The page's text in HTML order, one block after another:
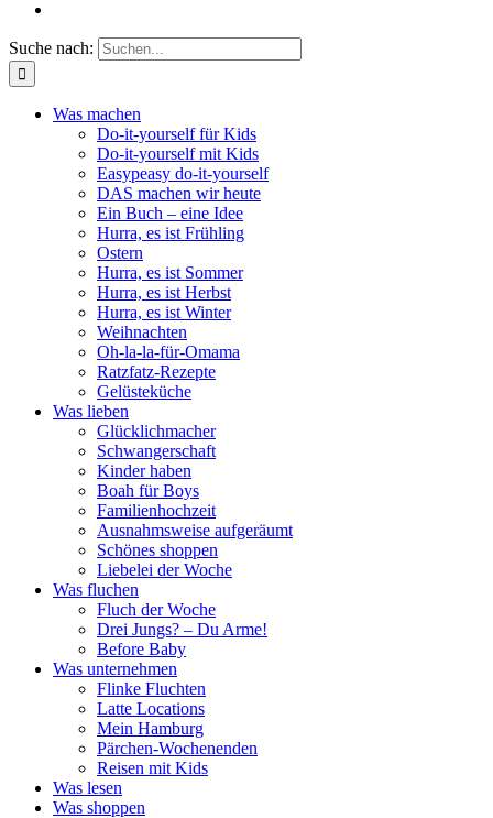
Suche nach:
Was machen
Do-it-yourself für Kids
Do-it-yourself mit Kids
Easypeasy do-it-yourself
DAS machen wir heute
Ein Buch – eine Idee
Hurra, es ist Frühling
Ostern
Hurra, es ist Sommer
Hurra, es ist Herbst
Hurra, es ist Winter
Weihnachten
Oh-la-la-für-Omama
Ratzfatz-Rezepte
Gelüsteküche
Was lieben
Glücklichmacher
Schwangerschaft
Kinder haben
Boah für Boys
Familienhochzeit
Ausnahmsweise aufgeräumt
Schönes shoppen
Liebelei der Woche
Was fluchen
Fluch der Woche
Drei Jungs? – Du Arme!
Before Baby
Was unternehmen
Flinke Fluchten
Latte Locations
Mein Hamburg
Pärchen-Wochenenden
Reisen mit Kids
Was lesen
Was shoppen